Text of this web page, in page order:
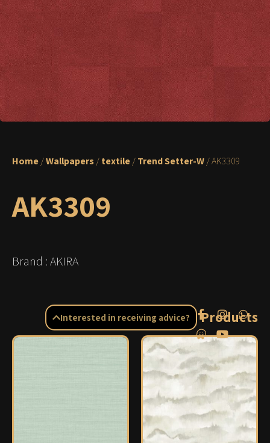
Home/Wallpapers/textile/Trend Setter-W/ AK3309
AK3309
Brand : AKIRA
Related Products
Interested in receiving advice?